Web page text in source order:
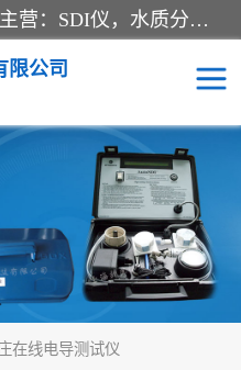
上海靖虎机电科技有限公司主营：SDI仪，水质分析仪，水质检测仪产品；上海靖虎机电科技有限公司在专业制造和研发等方面的强大的平台优势，利用自身在自动化仪表、自控系统及环保监测仪器的专长，以优良的技术，优越的产品质量和良好的服务质量与广大客户真诚合作。
限公司
在线电导测试仪
过滤膜过滤纸
水质分析仪
电导测试笔